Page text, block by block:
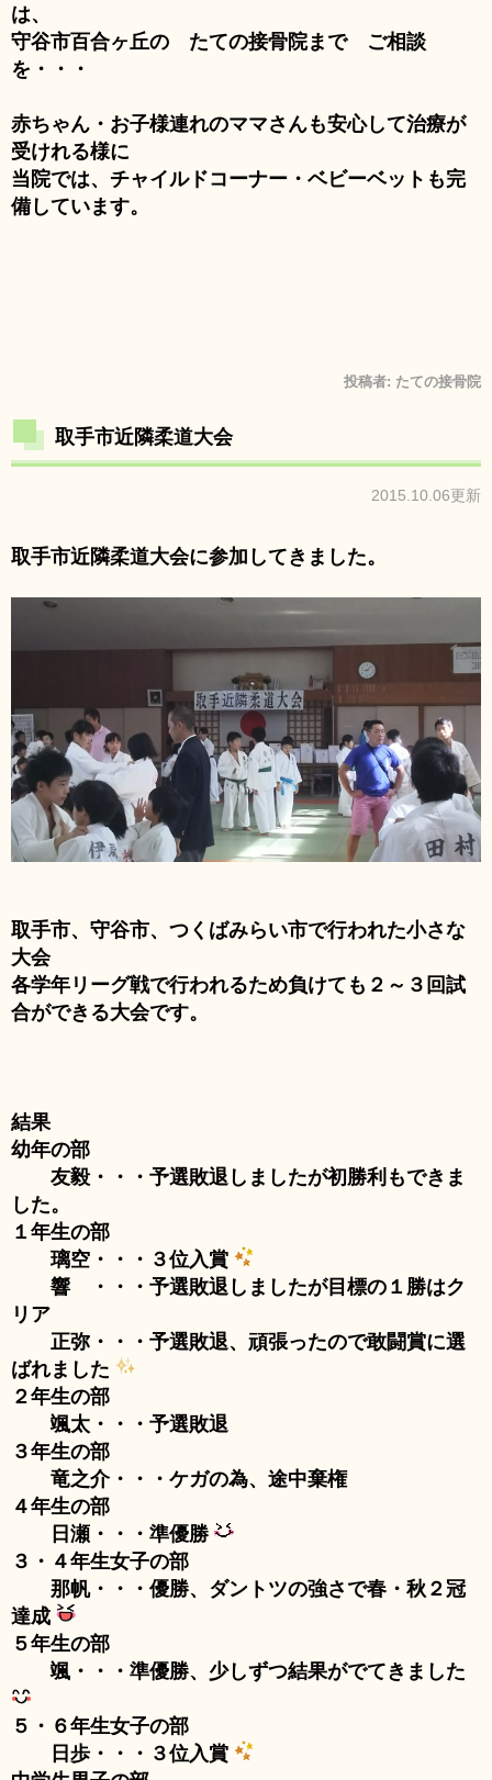
は、
守谷市百合ヶ丘の たての接骨院まで ご相談
を・・・
赤ちゃん・お子様連れのママさんも安心して治療が
受けれる様に
当院では、チャイルドコーナー・ベビーベットも完
備しています。
投稿者: たての接骨院
取手市近隣柔道大会
2015.10.06更新
取手市近隣柔道大会に参加してきました。
取手市、守谷市、つくばみらい市で行われた小さな
大会
各学年リーグ戦で行われるため負けても２～３回試
合ができる大会です。
結果
幼年の部
友毅・・・予選敗退しましたが初勝利もできま
した。
１年生の部
璃空・・・３位入賞
響 ・・・予選敗退しましたが目標の１勝はク
リア
正弥・・・予選敗退、頑張ったので敢闘賞に選
ばれました
２年生の部
颯太・・・予選敗退
３年生の部
竜之介・・・ケガの為、途中棄権
４年生の部
日瀬・・・準優勝
３・４年生女子の部
那帆・・・優勝、ダントツの強さで春・秋２冠
達成
５年生の部
颯・・・準優勝、少しずつ結果がでてきました
５・６年生女子の部
日歩・・・３位入賞